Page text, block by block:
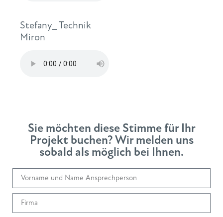
Stefany_ Technik
Miron
Sie möchten diese Stimme für Ihr
Projekt buchen? Wir melden uns
sobald als möglich bei Ihnen.